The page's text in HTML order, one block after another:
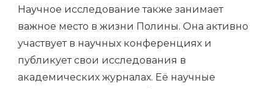
Научное исследование также занимает
важное место в жизни Полины. Она активно
участвует в научных конференциях и
публикует свои исследования в
академических журналах. Её научные